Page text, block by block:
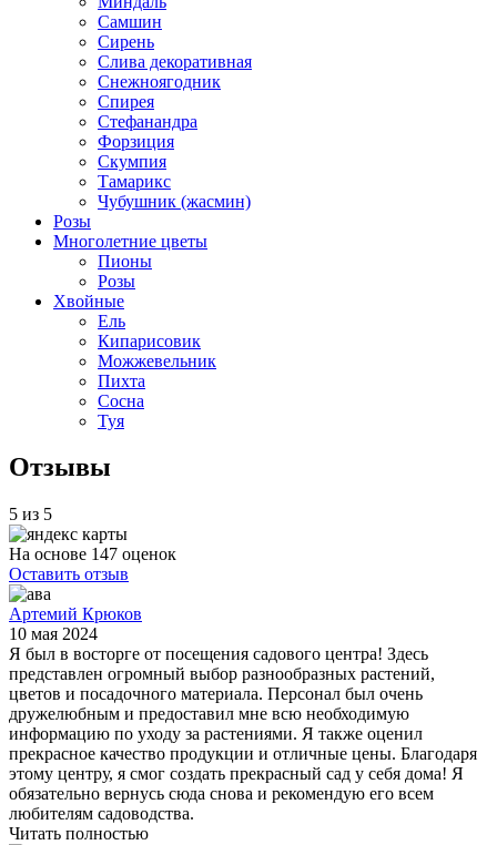
Самшин
Сирень
Слива декоративная
Снежноягодник
Спирея
Стефанандра
Форзиция
Скумпия
Тамарикс
Чубушник (жасмин)
Розы
Многолетние цветы
Пионы
Розы
Хвойные
Ель
Кипарисовик
Можжевельник
Пихта
Сосна
Туя
Отзывы
5 из 5
На основе 147 оценок
Оставить отзыв
Артемий Крюков
10 мая 2024
Я был в восторге от посещения садового центра! Здесь
представлен огромный выбор разнообразных растений,
цветов и посадочного материала. Персонал был очень
дружелюбным и предоставил мне всю необходимую
информацию по уходу за растениями. Я также оценил
прекрасное качество продукции и отличные цены. Благодаря
этому центру, я смог создать прекрасный сад у себя дома! Я
обязательно вернусь сюда снова и рекомендую его всем
любителям садоводства.
Читать полностью